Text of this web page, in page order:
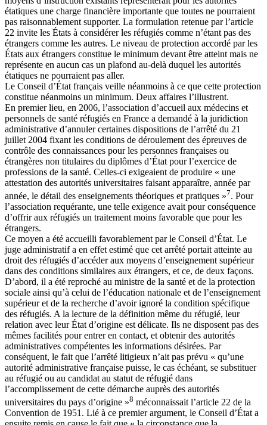
étatiques une charge financière importante que toutes ne pourraient
pas raisonnablement supporter. La formulation retenue par l’article
22 invite les États à considérer les réfugiés comme n’étant pas des
étrangers comme les autres. Le niveau de protection accordé par les
États aux étrangers constitue le minimum devant être atteint mais ne
représente en aucun cas un plafond au-delà duquel les autorités
étatiques ne pourraient pas aller.
Le Conseil d’État français veille néanmoins à ce que cette protection
constitue néanmoins un minimum. Deux affaires l’illustrent.
En premier lieu, en 2006, l’association d’accueil aux médecins et
personnels de santé réfugiés en France a demandé à la juridiction
administrative d’annuler certaines dispositions de l’arrêté du 21
juillet 2004 fixant les conditions de déroulement des épreuves de
contrôle des connaissances pour les personnes françaises ou
étrangères non titulaires du diplômes d’État pour l’exercice de
professions de la santé. Celles-ci exigeaient de produire « une
attestation des autorités universitaires faisant apparaître, année par
année, le détail des enseignements théoriques et pratiques »7. Pour
l’association requérante, une telle exigence avait pour conséquence
d’offrir aux réfugiés un traitement moins favorable que pour les
étrangers.
Ce moyen a été accueilli favorablement par le Conseil d’État. Le
juge administratif a en effet estimé que cet arrêté portait atteinte au
droit des réfugiés d’accéder aux moyens d’enseignement supérieur
dans des conditions similaires aux étrangers, et ce, de deux façons.
D’abord, il a été reproché au ministre de la santé et de la protection
sociale ainsi qu’à celui de l’éducation nationale et de l’enseignement
supérieur et de la recherche d’avoir ignoré la condition spécifique
des réfugiés. A la lecture de la définition même du réfugié, leur
relation avec leur État d’origine est délicate. Ils ne disposent pas des
mêmes facilités pour entrer en contact, et obtenir des autorités
administratives compétentes les informations désirées. Par
conséquent, le fait que l’arrêté litigieux n’ait pas prévu « qu’une
autorité administrative française puisse, le cas échéant, se substituer
au réfugié ou au candidat au statut de réfugié dans
l’accomplissement de cette démarche auprès des autorités
universitaires du pays d’origine »8 méconnaissait l’article 22 de la
Convention de 1951. Lié à ce premier argument, le Conseil d’État a